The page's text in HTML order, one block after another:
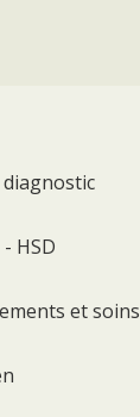
diagnostic
HSD
et soins